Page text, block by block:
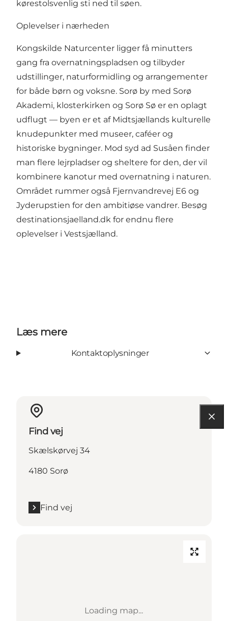
kørestolsvenlig sti ned til søen.
Oplevelser i nærheden
Kongskilde Naturcenter ligger få minutters
gang fra overnatningspladsen og tilbyder
udstillinger, naturformidling og arrangementer
for både børn og voksne. Sorø by med Sorø
Akademi, klosterkirken og Sorø Sø er en oplagt
udflugt — byen er et af Midtsjællands kulturelle
knudepunkter med museer, caféer og
historiske bygninger. Mod syd ad Susåen finder
man flere lejrpladser og sheltere for den, der vil
kombinere kanotur med overnatning i naturen.
Området rummer også Fjernvandrevej E6 og
Jyderupstien for den ambitiøse vandrer. Besøg
destinationsjaelland.dk for endnu flere
oplevelser i Vestsjælland.
Læs mere
Kontaktoplysninger
Find vej
Skælskørvej 34
4180 Sorø
Find vej
Loading map...